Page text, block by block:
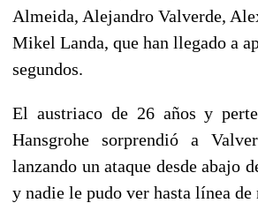
Almeida, Alejandro Valverde,
Mikel Landa, que han llegado a
segundos.
El austriaco de 26 años y
Hansgrohe sorprendió a
lanzando un ataque desde abajo
y nadie le pudo ver hasta línea de